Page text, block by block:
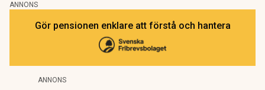
ANNONS
Gör pensionen enklare att förstå och hantera
ANNONS